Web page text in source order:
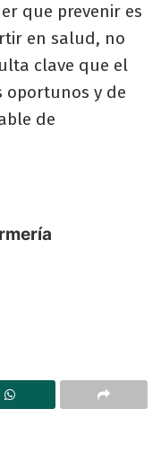
que prevenir es
en salud, no
clave que el
oportunos y de
de